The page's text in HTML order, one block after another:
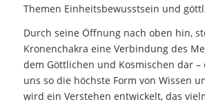
Themen Einheitsbewusstsein und
Durch seine Öffnung nach oben hin,
Kronenchakra eine Verbindung des
dem Göttlichen und Kosmischen dar –
uns so die höchste Form von Wissen
wird ein Verstehen entwickelt, das